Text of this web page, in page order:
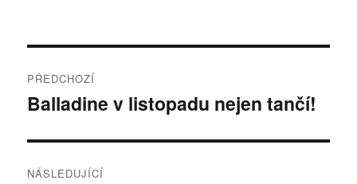
pro
PŘEDCHOZÍ
Předchozí
Balladine v listopadu nejen tančí!
NÁSLEDUJÍCÍ